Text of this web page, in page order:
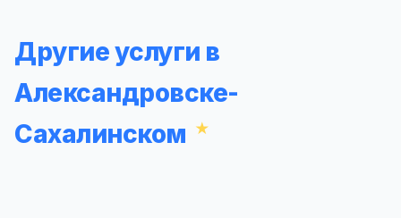
Другие услуги в
Александровске-
Сахалинском